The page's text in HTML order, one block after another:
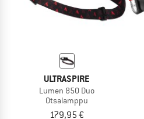
ULTRASPIRE
Lumen 850 Duo
Otsalamppu
179,95 €